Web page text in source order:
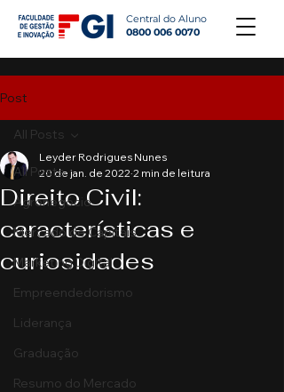
Central do Aluno
0800 006 0070
Post
All Posts
Agronegócio
Mercado de Capitais
Marketing Digital
Empreendedorismo
Liderança
Graduação
Resumo do Mercado
All Posts
Direito Civil:
características e
curiosidades
Leyder Rodrigues Nunes
20 de jan. de 2022 2 min de leitura